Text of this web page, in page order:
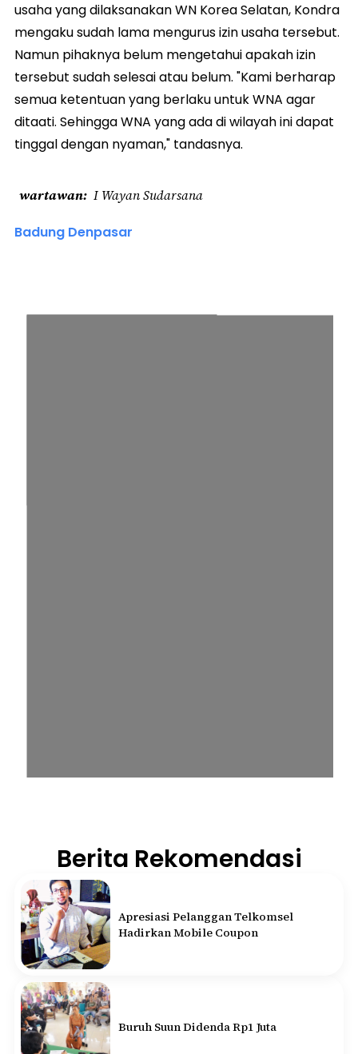
usaha yang dilaksanakan WN Korea Selatan, Kondra
mengaku sudah lama mengurus izin usaha tersebut.
Namun pihaknya belum mengetahui apakah izin
tersebut sudah selesai atau belum. "Kami berharap
semua ketentuan yang berlaku untuk WNA agar
ditaati. Sehingga WNA yang ada di wilayah ini dapat
tinggal dengan nyaman," tandasnya.
wartawan I Wayan Sudarsana
Badung Denpasar
Berita Rekomendasi
Apresiasi Pelanggan Telkomsel
Hadirkan Mobile Coupon
Buruh Suun Didenda Rp1 Juta